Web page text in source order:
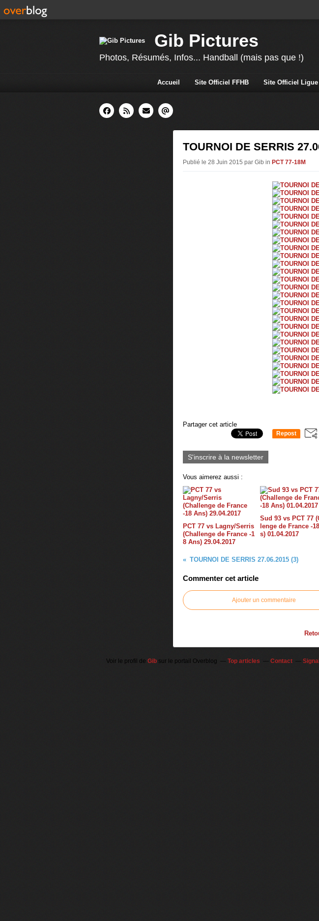
Gib Pictures
Photos, Résumés, Infos... Handball (mais pas que !)
Accueil Site Officiel FFHB Site Officiel Ligue
TOURNOI DE SERRIS
Publié le 28 Juin 2015 par Gib in PCT 77-18M
Partager cet article
Repost
S'inscrire à la newsletter
Vous aimerez aussi :
PCT 77 vs Lagny/Serris
(Challenge de France -1
8 Ans) 29.04.2017
Sud 93 vs PCT 77
lenge de France -
s) 01.04.2017
TOURNOI DE SERRIS 27.06.2015 (3)
Commenter cet article
Ajouter un commentaire
Voir le profil de Gib sur le portail Overblog Top articles Contact